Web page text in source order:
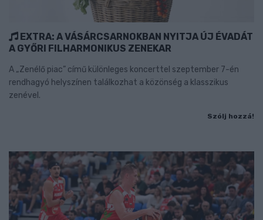
EXTRA: A VÁSÁRCSARNOKBAN NYITJA ÚJ ÉVADÁT
A GYŐRI FILHARMONIKUS ZENEKAR
A „Zenélő piac” című különleges koncerttel szeptember 7-én
rendhagyó helyszínen találkozhat a közönség a klasszikus
zenével.
Szólj hozzá!